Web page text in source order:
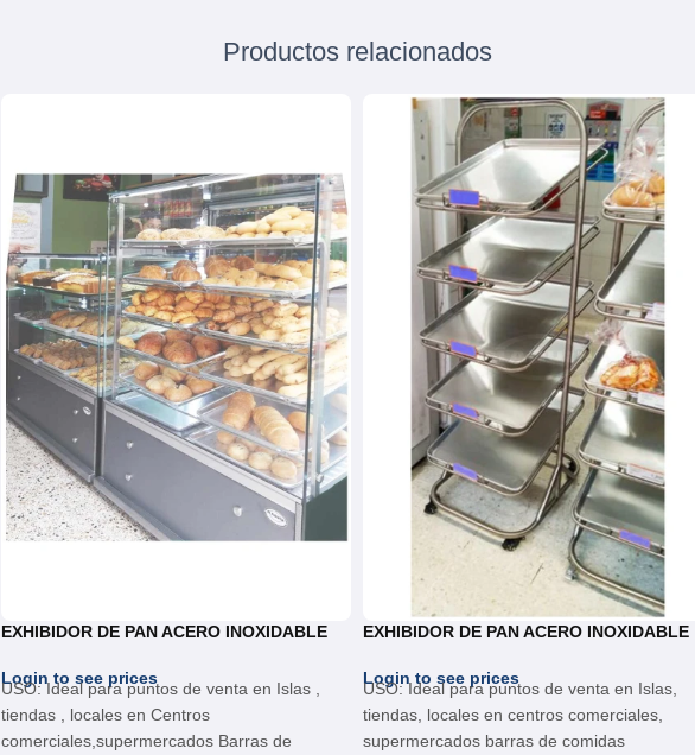
Productos relacionados
EXHIBIDOR DE PAN ACERO INOXIDABLE
Login to see prices
USO: Ideal para puntos de venta en Islas ,
tiendas , locales en Centros
comerciales,supermercados Barras de
EXHIBIDOR DE PAN ACERO INOXIDABLE
Login to see prices
USO: Ideal para puntos de venta en Islas,
tiendas, locales en centros comerciales,
supermercados barras de comidas